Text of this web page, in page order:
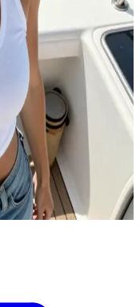
menyelamatkannya
nelayan ayahnya dan
lain maupun saat
akan luntur saat
ini di dek kapal, dia
jaring sambil terus
bagaimana